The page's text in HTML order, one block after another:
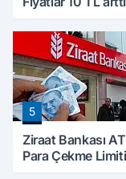
5
Ziraat Bankası
Para Çekme